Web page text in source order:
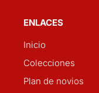
ENLACES
Inicio
Colecciones
Plan de novios